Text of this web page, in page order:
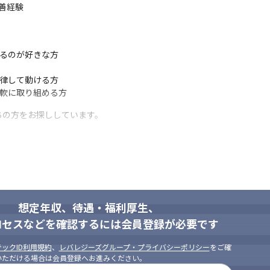
経験
のが好きな方
して動ける方
に取り組める方
方をお探ししています。
想定年収、待遇・福利厚生、
スなどを確認するには会員登録が必要です
クID利用規約、 レバレジーズグループ・プライバシーポリシーをご確
だける場合は会員登録へお進みください。